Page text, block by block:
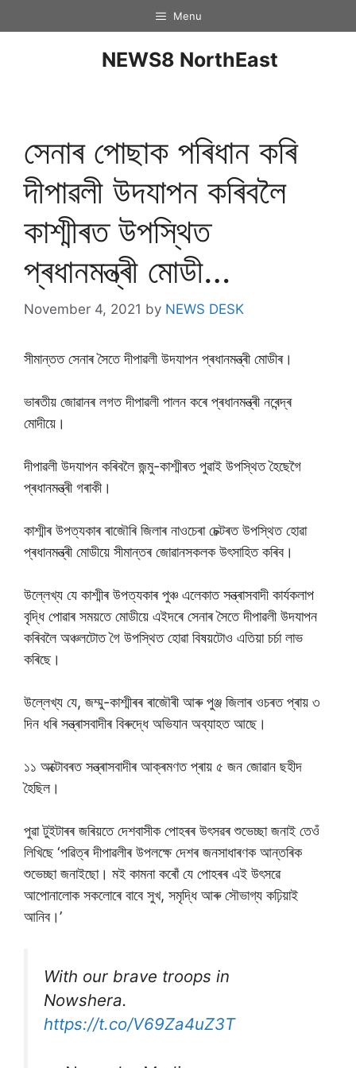
Menu
NEWS8 NorthEast
সেনাৰ পোছাক পৰিধান কৰি
দীপাৱলী উদযাপন কৰিবলৈ
কাশ্মীৰত উপস্থিত
প্ৰধানমন্ত্ৰী মোডী…
November 4, 2021 by NEWS DESK
সীমান্তত সেনাৰ সৈতে দীপাৱলী উদযাপন প্ৰধানমন্ত্ৰী মোডীৰ।
ভাৰতীয় জোৱানৰ লগত দীপাৱলী পালন কৰে প্ৰধানমন্ত্ৰী নৰেন্দ্ৰ
মোদীয়ে।
দীপাৱলী উদযাপন কৰিবলৈ জন্মু-কাশ্মীৰত পুৱাই উপস্থিত হৈছেগৈ
প্ৰধানমন্ত্ৰী গৰাকী।
কাশ্মীৰ উপত্যকাৰ ৰাজৌৰি জিলাৰ নাওচেৰা চেক্টৰত উপস্থিত হোৱা
প্ৰধানমন্ত্ৰী মোডীয়ে সীমান্তৰ জোৱানসকলক উৎসাহিত কৰিব।
উল্লেখ্য যে কাশ্মীৰ উপত্যকাৰ পুঞ্চ এলেকাত সন্ত্ৰাসবাদী কাৰ্যকলাপ
বৃদ্ধি পোৱাৰ সময়তে মোডীয়ে এইদৰে সেনাৰ সৈতে দীপাৱলী উদযাপন
কৰিবলৈ অঞ্চলটোত গৈ উপস্থিত হোৱা বিষয়টোও এতিয়া চৰ্চা লাভ
কৰিছে।
উল্লেখ্য যে, জম্মু-কাশ্মীৰৰ ৰাজৌৰী আৰু পুঞ্জ জিলাৰ ওচৰত প্ৰায় ৩
দিন ধৰি সন্ত্ৰাসবাদীৰ বিৰুদ্ধে অভিযান অব্যাহত আছে।
১১ অক্টোবৰত সন্ত্ৰাসবাদীৰ আক্ৰমণত প্ৰায় ৫ জন জোৱান ছহীদ
হৈছিল।
পুৱা টুইটাৰৰ জৰিয়তে দেশবাসীক পোহৰৰ উৎসৱৰ শুভেচ্ছা জনাই তেওঁ
লিখিছে ‘পৱিত্ৰ দীপাৱলীৰ উপলক্ষে দেশৰ জনসাধাৰণক আন্তৰিক
শুভেচ্ছা জনাইছো। মই কামনা কৰোঁ যে পোহৰৰ এই উৎসৱে
আপোনালোক সকলোৰে বাবে সুখ, সমৃদ্ধি আৰু সৌভাগ্য কঢ়িয়াই
আনিব।’
With our brave troops in
Nowshera.
https://t.co/V69Za4uZ3T